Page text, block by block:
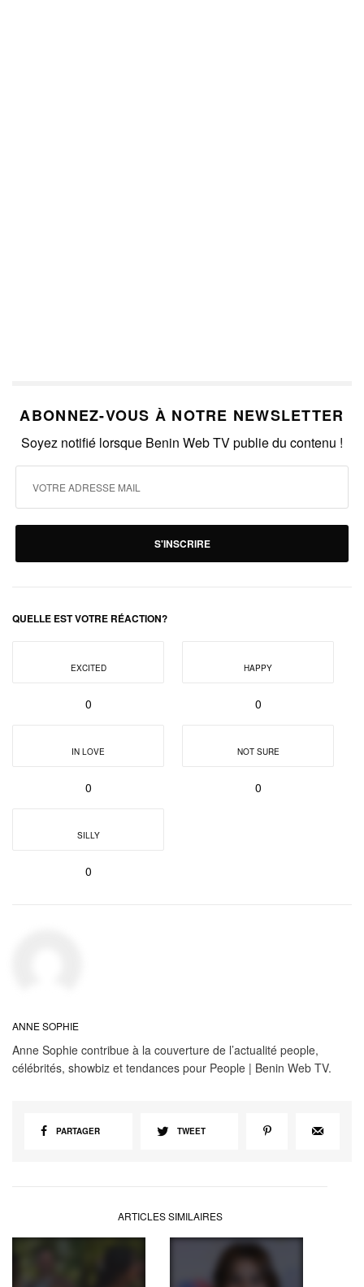
ABONNEZ-VOUS À NOTRE NEWSLETTER
Soyez notifié lorsque Benin Web TV publie du contenu !
S'INSCRIRE
QUELLE EST VOTRE RÉACTION?
EXCITED
0
HAPPY
0
IN LOVE
0
NOT SURE
0
SILLY
0
ANNE SOPHIE
Anne Sophie contribue à la couverture de l’actualité people,
célébrités, showbiz et tendances pour People | Benin Web TV.
PARTAGER TWEET
ARTICLES SIMILAIRES